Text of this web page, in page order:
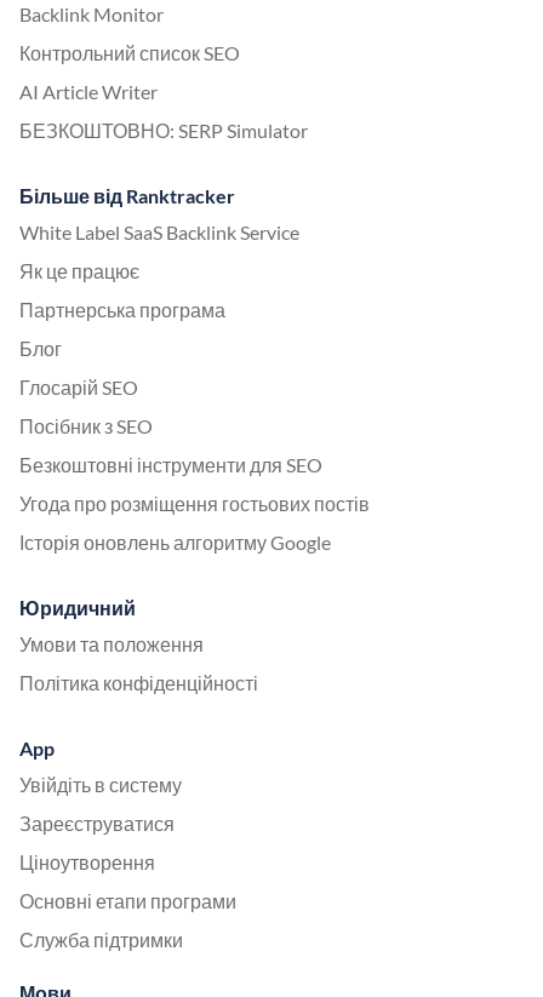
Backlink Monitor
Контрольний список SEO
AI Article Writer
БЕЗКОШТОВНО: SERP Simulator
Більше від Ranktracker
White Label SaaS Backlink Service
Як це працює
Партнерська програма
Блог
Глосарій SEO
Посібник з SEO
Безкоштовні інструменти для SEO
Угода про розміщення гостьових постів
Історія оновлень алгоритму Google
Юридичний
Умови та положення
Політика конфіденційності
App
Увійдіть в систему
Зареєструватися
Ціноутворення
Основні етапи програми
Служба підтримки